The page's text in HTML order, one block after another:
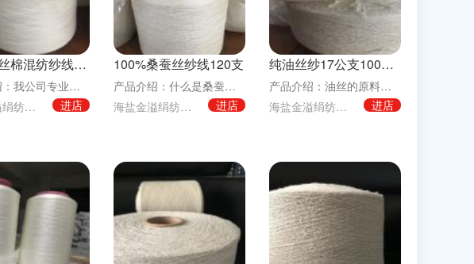
60支绢丝棉混纺纱线55%绢丝45%棉
产品介绍：我公司专业生产各种规格的绢丝、色纱、绢类混纺纱线。绢丝结构紧密，条干均匀，外观洁
海盐金溢绢纺有限责任公司
进店
100%桑蚕丝纱线120支
产品介绍：什么是桑蚕丝蚕分为两大类，一类是家蚕，即桑蚕，养在室内，以桑叶为食；另一类是野蚕
海盐金溢绢纺有限责任公司
进店
纯油丝纱17公支100%真丝点子纱
产品介绍：油丝的原料系真丝下料，它有真丝透气性好，坠感强的特点，手感柔软、丰满，表面有很多
海盐金溢绢纺有限责任公司
进店